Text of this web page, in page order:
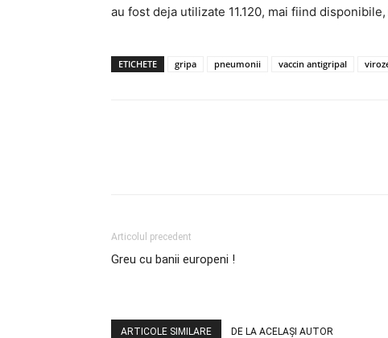
au fost deja utilizate 11.120, mai fiind
ETICHETE gripa pneumonii vaccin antigripal
Articolul precedent
Greu cu banii europeni !
ARTICOLE SIMILARE DE LA ACELAȘI AUTOR